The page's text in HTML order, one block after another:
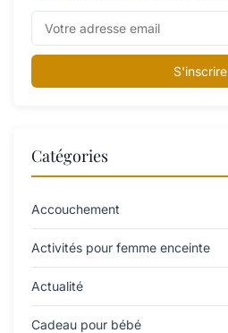
S'inscrire
Catégories
Accouchement
Activités pour femme enceinte
Actualité
Cadeau pour bébé